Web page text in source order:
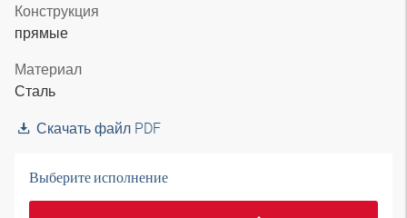
Конструкция
прямые
Материал
Сталь
Скачать файл PDF
Выберите исполнение